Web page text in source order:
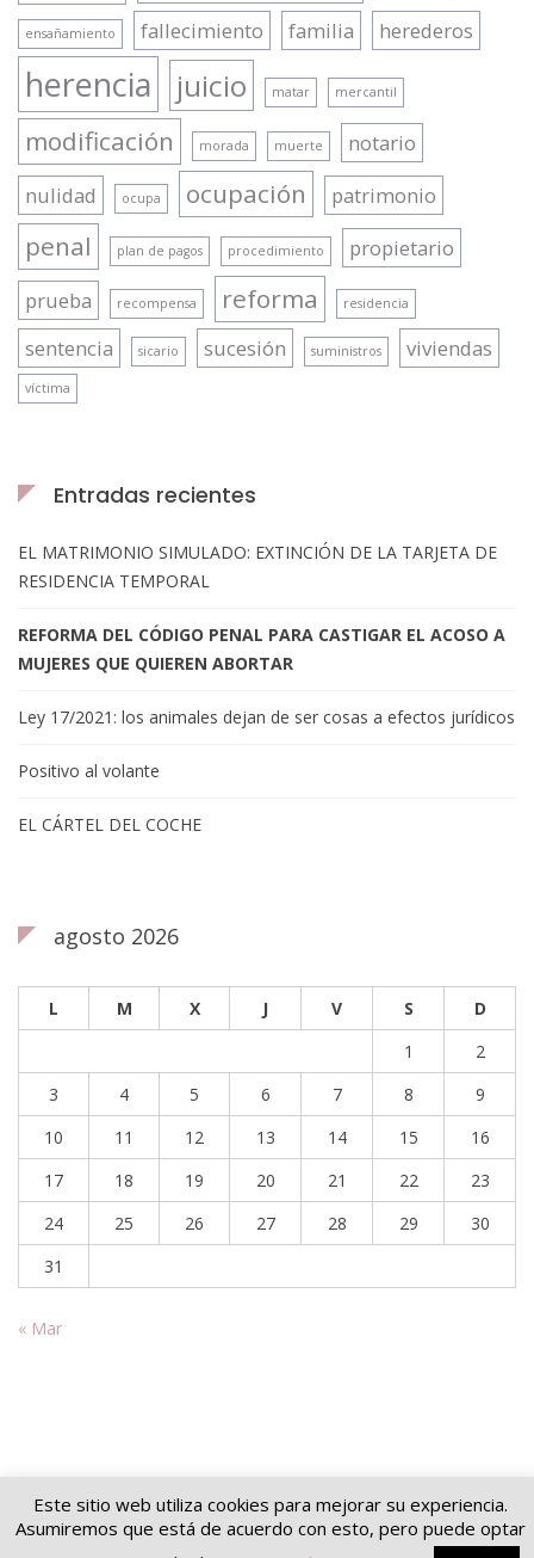
ensañamiento fallecimiento familia herederos
herencia juicio matar mercantil
modificación morada muerte
notario
nulidad
ocupa ocupación patrimonio
penal plan de pagos procedimiento
propietario
prueba
recompensa reforma residencia
sentencia sicario sucesión suministros viviendas
víctima
Entradas recientes
EL MATRIMONIO SIMULADO: EXTINCIÓN DE LA TARJETA DE
RESIDENCIA TEMPORAL
REFORMA DEL CÓDIGO PENAL PARA CASTIGAR EL ACOSO A
MUJERES QUE QUIEREN ABORTAR
Ley 17/2021: los animales dejan de ser cosas a efectos jurídicos
Positivo al volante
EL CÁRTEL DEL COCHE
agosto 2026
L M X J V S
D
1
2
3
4 5 6 7 8
9
10
11 12 13 14 15
16
17
18 19 20 21 22
23
24
25 26 27 28 29
30
31
« Mar
Copyright © 2026Soluciones jurídicas. Todos los derechos reservados.
TemaSufficede ThemeGrill. Funciona con:WordPress.
Este sitio web utiliza cookies para mejorar su experiencia.
Asumiremos que está de acuerdo con esto, pero puede optar